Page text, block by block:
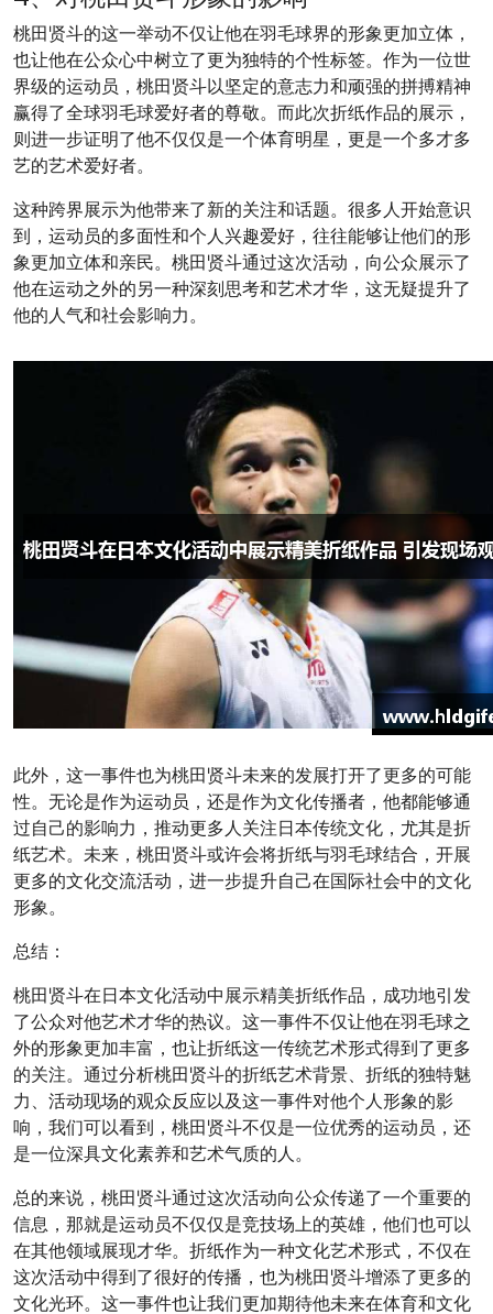
桃田贤斗的这一举动不仅让他在羽毛球界的形象更加立体，
也让他在公众心中树立了更为独特的个性标签。作为一位世
界级的运动员，桃田贤斗以坚定的意志力和顽强的拼搏精神
赢得了全球羽毛球爱好者的尊敬。而此次折纸作品的展示，
则进一步证明了他不仅仅是一个体育明星，更是一个多才多
艺的艺术爱好者。
这种跨界展示为他带来了新的关注和话题。很多人开始意识
到，运动员的多面性和个人兴趣爱好，往往能够让他们的形
象更加立体和亲民。桃田贤斗通过这次活动，向公众展示了
他在运动之外的另一种深刻思考和艺术才华，这无疑提升了
他的人气和社会影响力。
此外，这一事件也为桃田贤斗未来的发展打开了更多的可能
性。无论是作为运动员，还是作为文化传播者，他都能够通
过自己的影响力，推动更多人关注日本传统文化，尤其是折
纸艺术。未来，桃田贤斗或许会将折纸与羽毛球结合，开展
更多的文化交流活动，进一步提升自己在国际社会中的文化
形象。
总结：
桃田贤斗在日本文化活动中展示精美折纸作品，成功地引发
了公众对他艺术才华的热议。这一事件不仅让他在羽毛球之
外的形象更加丰富，也让折纸这一传统艺术形式得到了更多
的关注。通过分析桃田贤斗的折纸艺术背景、折纸的独特魅
力、活动现场的观众反应以及这一事件对他个人形象的影
响，我们可以看到，桃田贤斗不仅是一位优秀的运动员，还
是一位深具文化素养和艺术气质的人。
总的来说，桃田贤斗通过这次活动向公众传递了一个重要的
信息，那就是运动员不仅仅是竞技场上的英雄，他们也可以
在其他领域展现才华。折纸作为一种文化艺术形式，不仅在
这次活动中得到了很好的传播，也为桃田贤斗增添了更多的
文化光环。这一事件也让我们更加期待他未来在体育和文化